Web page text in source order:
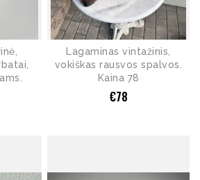
Lagaminas vintažinis,
vokiškas rausvos spalvos.
Kaina 78
€78